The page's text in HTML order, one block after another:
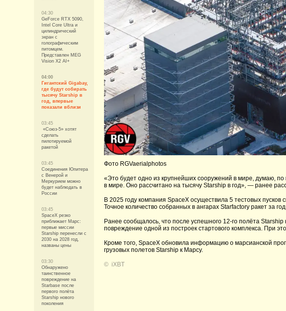
04:30
GeForce RTX 5090,
Intel Core Ultra и
цилиндрический
экран с
голографическим
питомцем.
Представлен MEG
Vision X2 AI+
04:00
Гигантский Gigabay,
где будут собирать
тысячу Starship в
год, впервые
показали вблизи
03:45
«Союз-5» хотят
сделать
пилотируемой
ракетой
03:45
Соединения Юпитера
с Венерой и
Меркурием можно
будет наблюдать в
России
03:45
SpaceX резко
приближает Марс:
первые миссии
Starship перенесли с
2030 на 2028 год,
названы цены
03:30
Обнаружено
таинственное
повреждение на
Starbase после
первого полёта
Starship нового
поколения
Фото RGVaerialphotos
«Это будет одно из крупнейших сооружений в мире, думаю,
в мире. Оно рассчитано на тысячу Starship в год», — ранее
В 2025 году компания SpaceX осуществила 5 тестовых
Точное количество собранных в ангарах Starfactory ракет за
Ранее сообщалось, что после успешного 12-го полёта
повреждение одной из построек стартового комплекса. При
Кроме того, SpaceX обновила информацию о марсианской
грузовых полетов Starship к Марсу.
© iXBT